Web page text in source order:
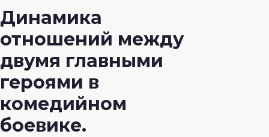
Динамика
отношений между
двумя главными
героями в
комедийном
боевике.